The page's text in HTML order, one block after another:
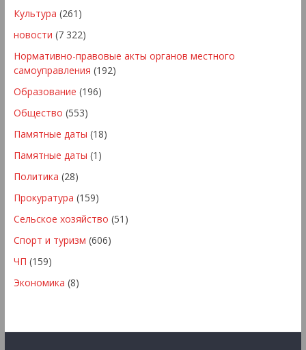
Культура (261)
новости (7 322)
Нормативно-правовые акты органов местного
самоуправления (192)
Образование (196)
Общество (553)
Памятные даты (18)
Памятные даты (1)
Политика (28)
Прокуратура (159)
Сельское хозяйство (51)
Спорт и туризм (606)
ЧП (159)
Экономика (8)